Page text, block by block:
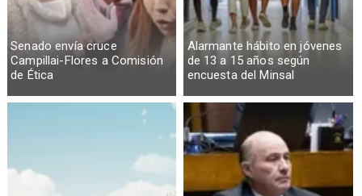
Senado envía cruce
Campillai-Flores a Comisión
de Ética
Alarmante hábito en jóvenes
de 13 a 15 años según
encuesta del Minsal